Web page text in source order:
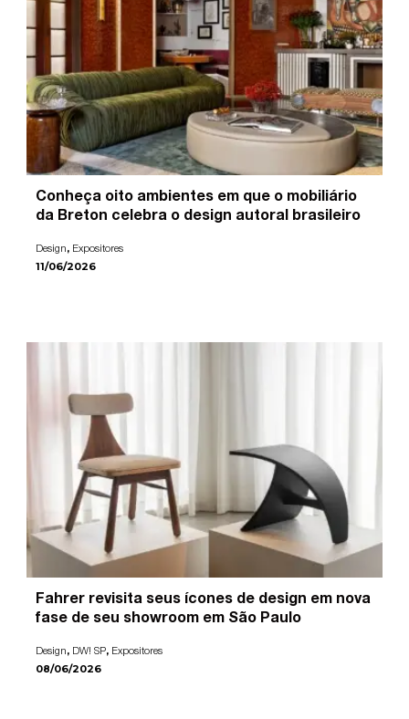
Conheça oito ambientes em que o mobiliário
da Breton celebra o design autoral brasileiro
Design, Expositores
11/06/2026
Fahrer revisita seus ícones de design em nova
fase de seu showroom em São Paulo
Design, DW! SP, Expositores
08/06/2026